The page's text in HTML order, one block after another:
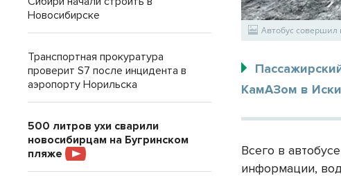
Автобус
КамАЗом в
Всего в
информации,
Новосибирске
Транспортная прокуратура
проверит S7 после инцидента в
аэропорту Норильска
500 литров ухи сварили
новосибирцам на Бугринском
пляже